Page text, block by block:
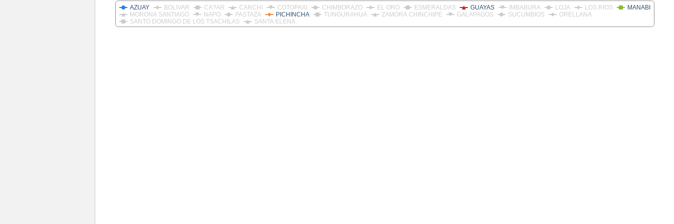
AZUAY BOLIVAR CA?AR CARCHI COTOPAXI CHIMBORAZO EL ORO ESMERALDAS GUAYAS IMBABURA LOJA LOS RIOS
MANABI
MORONA SANTIAGO
NAPO PASTAZA PICHINCHA TUNGURAHUA ZAMORA CHINCHIPE GALAPAGOS SUCUMBIOS
ORELLANA
SANTO DOMINGO DE LOS TSACHILAS
SANTA ELENA